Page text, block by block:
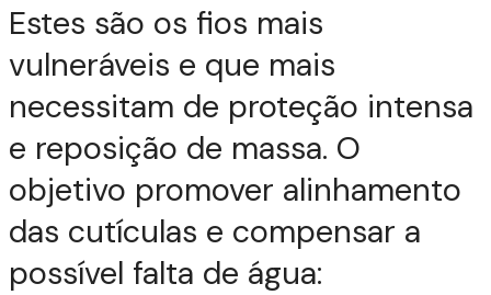
Estes são os fios mais
vulneráveis e que mais
necessitam de proteção intensa
e reposição de massa. O
objetivo promover alinhamento
das cutículas e compensar a
possível falta de água: